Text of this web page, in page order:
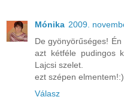
Mónika 2009.
De gyönyörűséges!
azt kétféle pudingos
Lajcsi szelet.
ezt szépen
Válasz